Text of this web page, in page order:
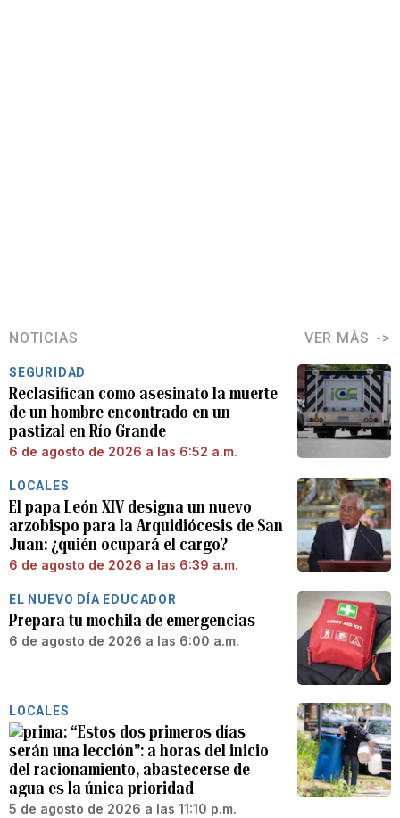
NOTICIAS VER MÁS
SEGURIDAD
Reclasifican como asesinato la muerte
de un hombre encontrado en un
pastizal en Río Grande
6 de agosto de 2026 a las 6:52 a.m.
LOCALES
El papa León XIV designa un nuevo
arzobispo para la Arquidiócesis de San
Juan: ¿quién ocupará el cargo?
6 de agosto de 2026 a las 6:39 a.m.
EL NUEVO DÍA EDUCADOR
Prepara tu mochila de emergencias
6 de agosto de 2026 a las 6:00 a.m.
LOCALES
“Estos dos primeros días
serán una lección”: a horas del inicio
del racionamiento, abastecerse de
agua es la única prioridad
5 de agosto de 2026 a las 11:10 p.m.